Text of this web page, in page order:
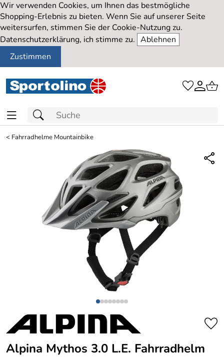
Wir verwenden Cookies, um Ihnen das bestmögliche
Shopping-Erlebnis zu bieten. Wenn Sie auf unserer Seite
weitersurfen, stimmen Sie der Cookie-Nutzung zu.
Datenschutzerklärung, ich stimme zu. Ablehnen
Zustimmen
< Fahrradhelme Mountainbike
Alpina Mythos 3.0 L.E. Fahrradhelm